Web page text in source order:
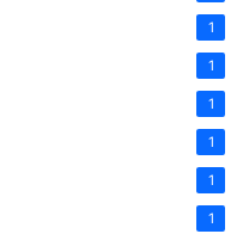
1
1
1
1
1
1